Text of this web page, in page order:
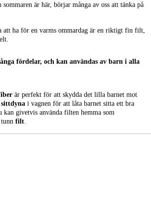
är här, börjar många av oss att tänka på
att ha för en varms ommardag är en riktigt fin filt,
fördelar, och kan användas av barn i alla
är perfekt för att skydda det lilla barnet mot
sittdyna i vagnen för att låta barnet sitta ett bra
givetvis använda filten hemma som
filt